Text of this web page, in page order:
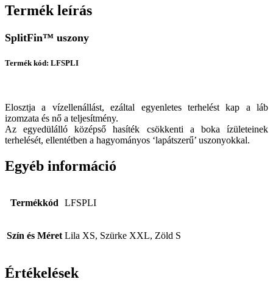
Termék leírás
SplitFin™ uszony
Termék kód: LFSPLI
Elosztja a vízellenállást, ezáltal egyenletes terhelést kap a láb
izomzata és nő a teljesítmény.
Az egyedülálló középső hasíték csökkenti a boka ízületeinek
terhelését, ellentétben a hagyományos ‘lapátszerű’ uszonyokkal.
Egyéb információ
Termékkód LFSPLI
Szín és Méret Lila XS, Szürke XXL, Zöld S
Értékelések